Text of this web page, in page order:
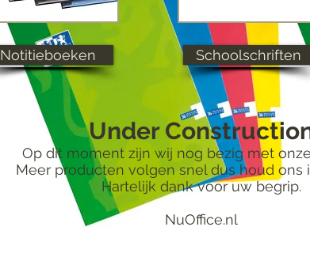
Notitieboeken Schoolschriften
Under
Op dit moment zijn wij nog bezig met
Meer producten volgen snel dus houd ons
Hartelijk dank voor uw begrip.
NuOffice.nl